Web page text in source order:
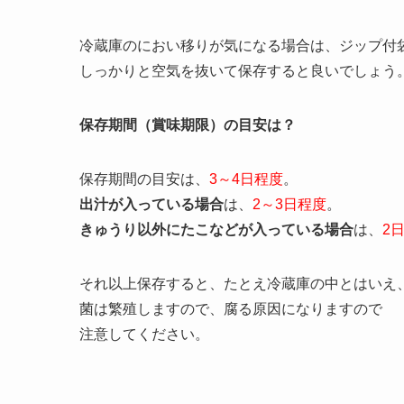
冷蔵庫のにおい移りが気になる場合は、ジップ付
しっかりと空気を抜いて保存すると良いでしょう。
保存期間（賞味期限）の目安は？
保存期間の目安は、 3～4日程度。
出汁が入っている場合は、 2～3日程度。
きゅうり以外にたこなどが入っている場合は、 2
それ以上保存すると、たとえ冷蔵庫の中とはいえ、
菌は繁殖しますので、腐る原因になりますので
注意してください。